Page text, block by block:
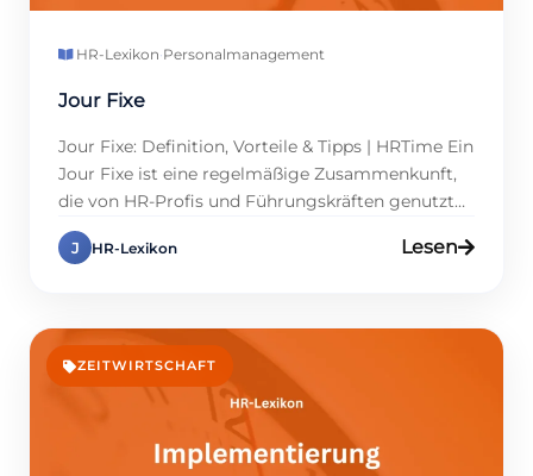
HR-Lexikon·Personalmanagement
Jour Fixe
Jour Fixe: Definition, Vorteile & Tipps | HRTime Ein
Jour Fixe ist eine regelmäßige Zusammenkunft,
die von HR-Profis und Führungskräften genutzt
wird, um Prozesse und Projekte abzustimmen.
Die Einführung einer solchen Methode führt zu
Welche Relevanz hat dies für die
Personalabteilung? Transparente […]
J HR-Lexikon Lesen
ZEITWIRTSCHAFT